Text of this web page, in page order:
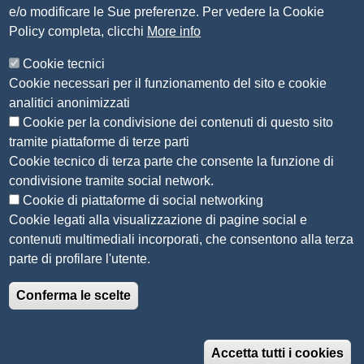
Amministrazione Trasparente
Organizzazione
Bandi di concorso
Bandi di gara e contratti
Provvedimenti
Attività e procedimenti
Seguici su
Sito web
Accesso riservato
Mappa del sito
e/o modificare le Sue preferenze. Per vedere la Cookie
Policy completa, clicchi More info
Cookie tecnici
Cookie necessari per il funzionamento del sito e cookie
analitici anonimizzati
Cookie per la condivisione dei contenuti di questo sito
tramite piattaforme di terze parti
Cookie tecnico di terza parte che consente la funzione di
condivisione tramite social network.
Cookie di piattaforme di social networking
Cookie legati alla visualizzazione di pagine social e
contenuti multimediali incorporati, che consentono alla terza
parte di profilare l'utente.
Conferma le scelte
Accetta tutti i cookies